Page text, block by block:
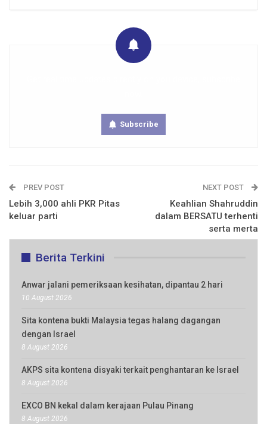
Subscribe
PREV POST
Lebih 3,000 ahli PKR Pitas
keluar parti
NEXT POST
Keahlian Shahruddin
dalam BERSATU terhenti
serta merta
Berita Terkini
Anwar jalani pemeriksaan kesihatan, dipantau 2 hari
10 August 2026
Sita kontena bukti Malaysia tegas halang dagangan
dengan Israel
8 August 2026
AKPS sita kontena disyaki terkait penghantaran ke Israel
8 August 2026
EXCO BN kekal dalam kerajaan Pulau Pinang
8 August 2026